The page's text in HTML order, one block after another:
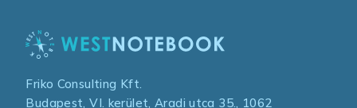
Friko Consulting Kft.
Budapest, VI. kerület, Aradi utca 35., 1062